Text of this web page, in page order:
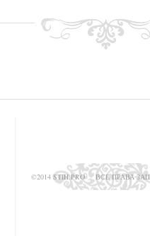
©2014 STIH.PRO ВСЕ ПРАВА